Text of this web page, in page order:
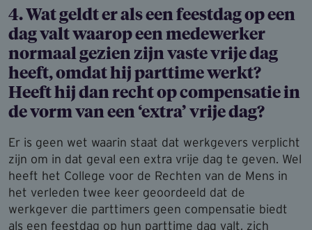
4. Wat geldt er als een feestdag op een
dag valt waarop een medewerker
normaal gezien zijn vaste vrije dag
heeft, omdat hij parttime werkt?
Heeft hij dan recht op compensatie in
de vorm van een ‘extra’ vrije dag?
Er is geen wet waarin staat dat werkgevers verplicht
zijn om in dat geval een extra vrije dag te geven. Wel
heeft het College voor de Rechten van de Mens in
het verleden twee keer geoordeeld dat de
werkgever die parttimers geen compensatie biedt
als een feestdag op hun parttime dag valt, zich